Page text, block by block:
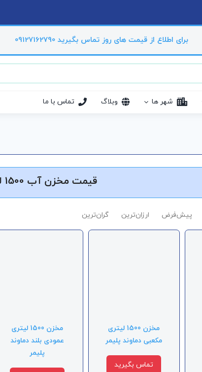
برای اطلاع از قیمت های روز تماس بگیرید 09127162790
شهر ها وبلاگ تماس با ما
قیمت مخزن آب 1500 لیتری
پیش‌فرض ارزان‌ترین گران‌ترین
مخزن 1500 لیتری
مکعبی دماوند پلیمر
تماس بگیرید
مخزن 1500 لیتری
عمودی بلند دماوند
پلیمر